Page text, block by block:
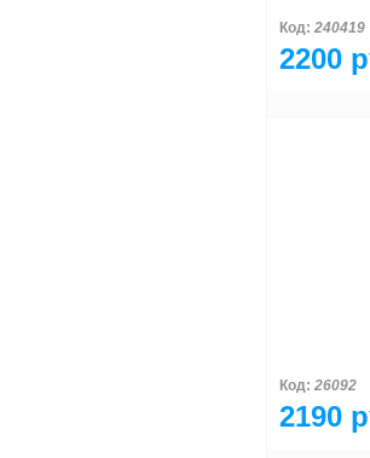
Код: 240419
2200
Код: 26092
2190